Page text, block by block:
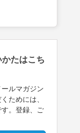
たはこち
ールマガジン
ためには、
す。登録、ご